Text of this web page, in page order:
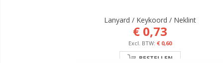
Lanyard / Keykoord / Neklint
€ 0,73
€ 0,60
BESTELLEN